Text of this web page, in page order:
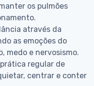
os pulmões
através da
as emoções do
medo e nervosismo.
regular de
centrar e conter